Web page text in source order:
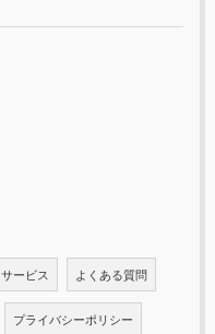
サービス よくある質問
プライバシーポリシー